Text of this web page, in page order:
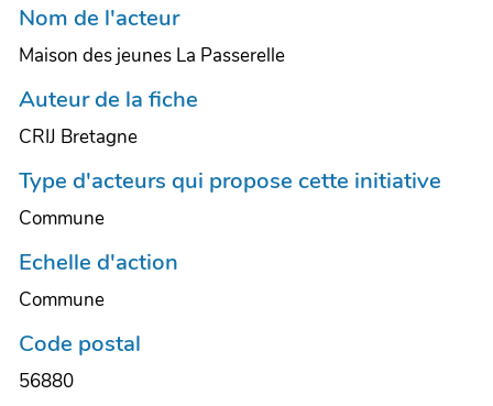
Nom de l'acteur
Maison des jeunes La Passerelle
Auteur de la fiche
CRIJ Bretagne
Type d'acteurs qui propose cette initiative
Commune
Echelle d'action
Commune
Code postal
56880